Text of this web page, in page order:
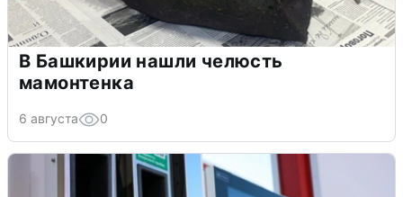
В Башкирии нашли челюсть
мамонтенка
6 августа 0